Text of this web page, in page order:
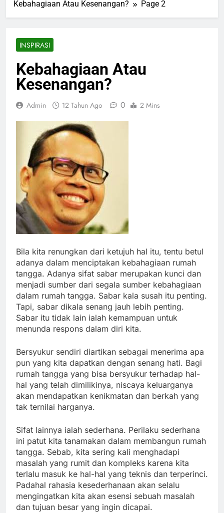
Kebahagiaan Atau Kesenangan?
Page 2
INSPIRASI
Kebahagiaan Atau
Kesenangan?
Admin 12 Tahun Ago 0 2 Mins
Bila kita renungkan dari ketujuh hal itu, tentu betul
adanya dalam menciptakan kebahagiaan rumah
tangga. Adanya sifat sabar merupakan kunci dan
menjadi sumber dari segala sumber kebahagiaan
dalam rumah tangga. Sabar kala susah itu penting.
Tapi, sabar dikala senang jauh lebih penting.
Sabar itu tidak lain ialah kemampuan untuk
menunda respons dalam diri kita.
Bersyukur sendiri diartikan sebagai menerima apa
pun yang kita dapatkan dengan senang hati. Bagi
rumah tangga yang bisa bersyukur terhadap hal-
hal yang telah dimilikinya, niscaya keluarganya
akan mendapatkan kenikmatan dan berkah yang
tak ternilai harganya.
Sifat lainnya ialah sederhana. Perilaku sederhana
ini patut kita tanamakan dalam membangun rumah
tangga. Sebab, kita sering kali menghadapi
masalah yang rumit dan kompleks karena kita
terlalu masuk ke hal-hal yang teknis dan terperinci.
Padahal rahasia kesederhanaan akan selalu
mengingatkan kita akan esensi sebuah masalah
dan tujuan besar yang ingin dicapai.